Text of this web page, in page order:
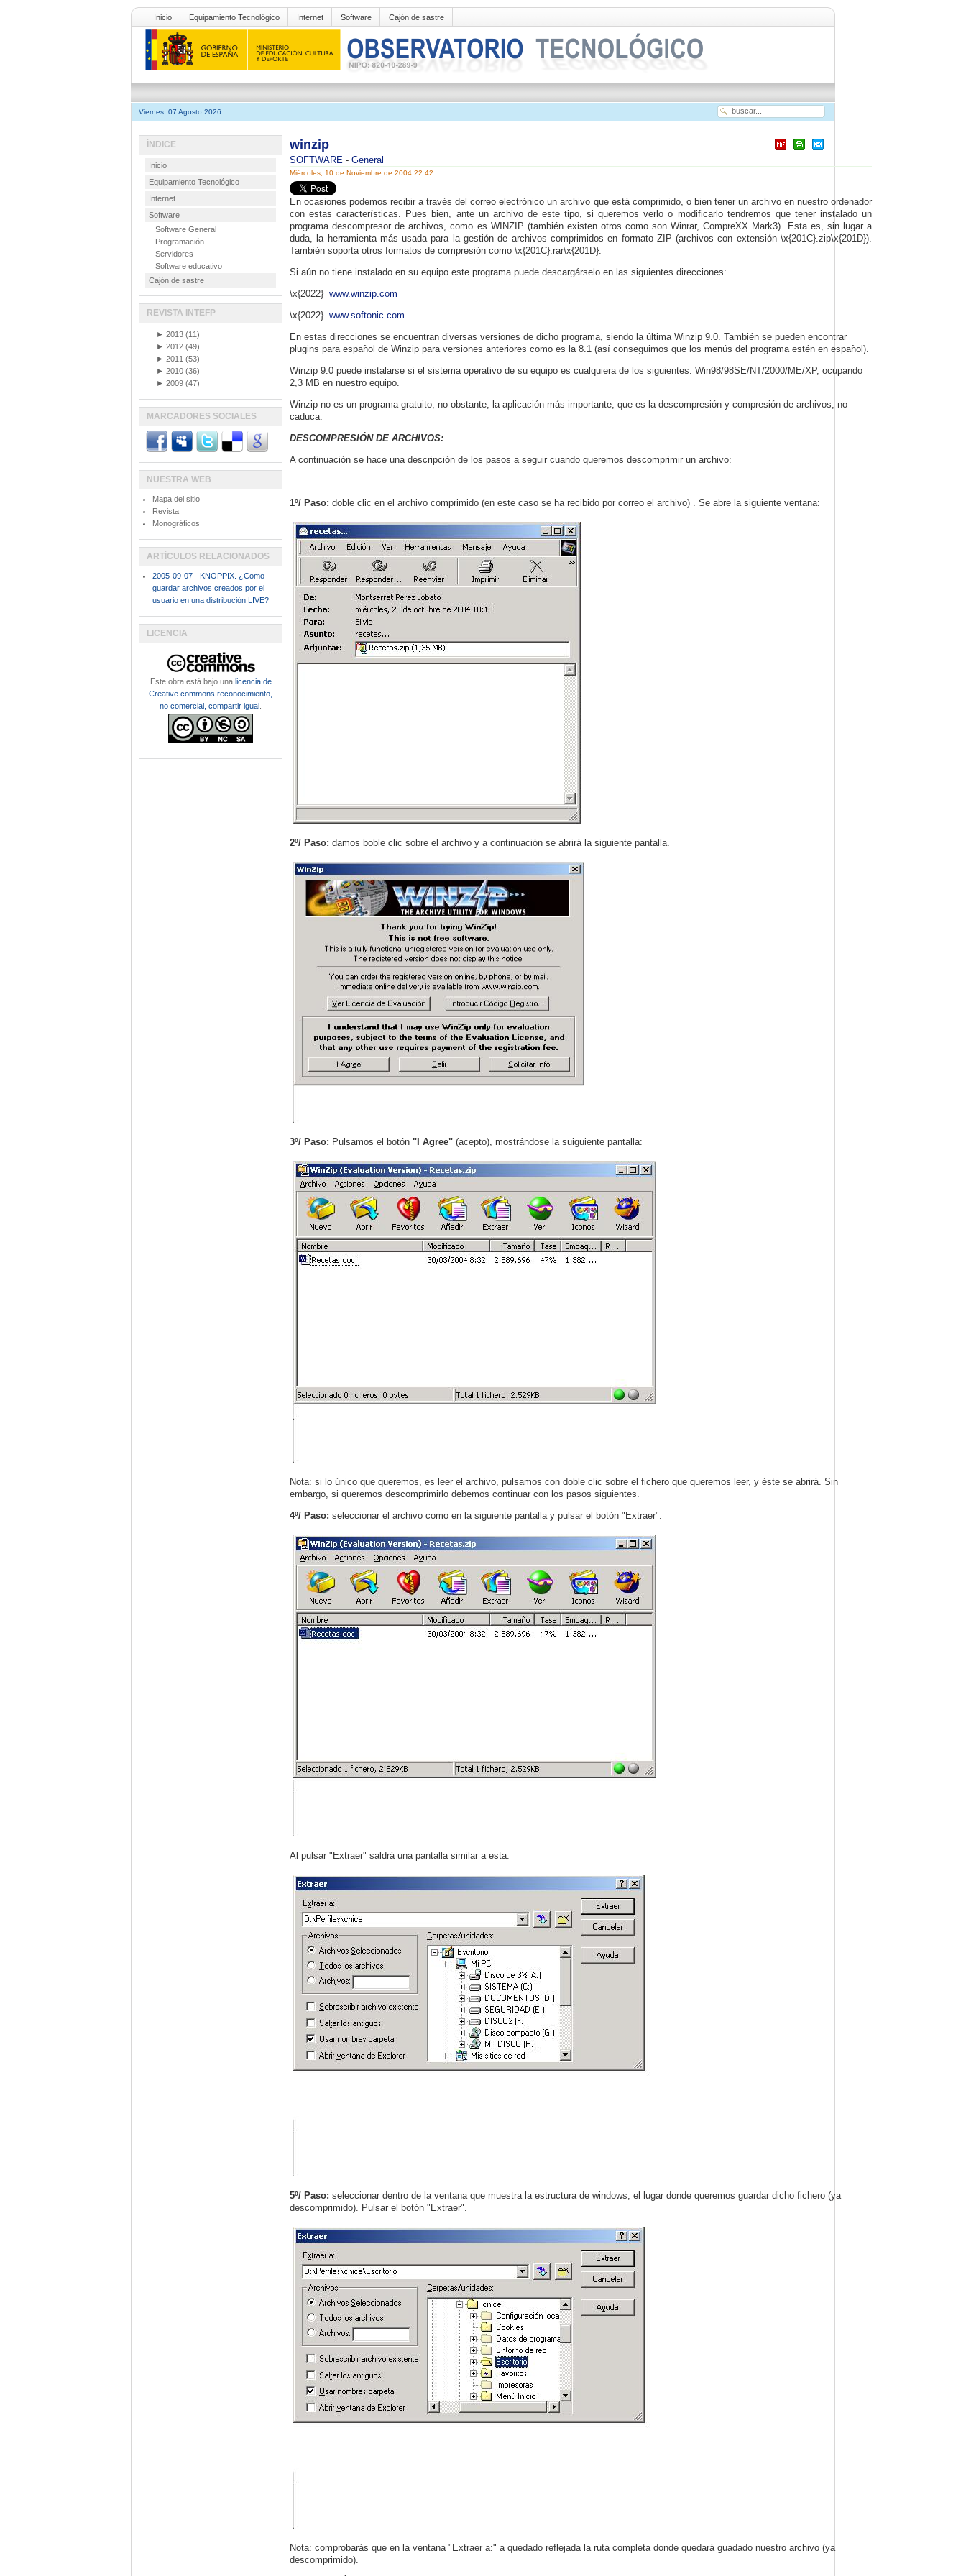
Inicio Equipamiento Tecnológico Internet Software Cajón de sastre
Viernes, 07 Agosto 2026
winzip
SOFTWARE - General
Miércoles, 10 de Noviembre de 2004 22:42
En ocasiones podemos recibir a través del correo electrónico un archivo que está comprimido, o bien tener un archivo en nuestro ordenador
con estas características. Pues bien, ante un archivo de este tipo, si queremos verlo o modificarlo tendremos que tener instalado un
programa descompresor de archivos, como es WINZIP (también existen otros como son Winrar, CompreXX Mark3). Esta es, sin lugar a
duda, la herramienta más usada para la gestión de archivos comprimidos en formato ZIP (archivos con extensión \x{201C}.zip\x{201D}).
También soporta otros formatos de compresión como \x{201C}.rar\x{201D}.
Si aún no tiene instalado en su equipo este programa puede descargárselo en las siguientes direcciones:
\x{2022} www.winzip.com
\x{2022} www.softonic.com
En estas direcciones se encuentran diversas versiones de dicho programa, siendo la última Winzip 9.0. También se pueden encontrar
plugins para español de Winzip para versiones anteriores como es la 8.1 (así conseguimos que los menús del programa estén en español).
Winzip 9.0 puede instalarse si el sistema operativo de su equipo es cualquiera de los siguientes: Win98/98SE/NT/2000/ME/XP, ocupando
2,3 MB en nuestro equipo.
Winzip no es un programa gratuito, no obstante, la aplicación más importante, que es la descompresión y compresión de archivos, no
caduca.
DESCOMPRESIÓN DE ARCHIVOS:
A continuación se hace una descripción de los pasos a seguir cuando queremos descomprimir un archivo:
1º/ Paso: doble clic en el archivo comprimido (en este caso se ha recibido por correo el archivo) . Se abre la siguiente ventana:
2º/ Paso: damos boble clic sobre el archivo y a continuación se abrirá la siguiente pantalla.
3º/ Paso: Pulsamos el botón "I Agree" (acepto), mostrándose la suiguiente pantalla:
Nota: si lo único que queremos, es leer el archivo, pulsamos con doble clic sobre el fichero que queremos leer, y éste se abrirá. Sin
embargo, si queremos descomprimirlo debemos continuar con los pasos siguientes.
4º/ Paso: seleccionar el archivo como en la siguiente pantalla y pulsar el botón "Extraer".
Al pulsar "Extraer" saldrá una pantalla similar a esta:
5º/ Paso: seleccionar dentro de la ventana que muestra la estructura de windows, el lugar donde queremos guardar dicho fichero (ya
descomprimido). Pulsar el botón "Extraer".
Nota: comprobarás que en la ventana "Extraer a:" a quedado reflejada la ruta completa donde quedará guadado nuestro archivo (ya
descomprimido).
ÍNDICE
Inicio
Equipamiento Tecnológico
Internet
Software
Software General
Programación
Servidores
Software educativo
Cajón de sastre
REVISTA INTEFP
► 2013 (11)
► 2012 (49)
► 2011 (53)
► 2010 (36)
► 2009 (47)
MARCADORES SOCIALES
NUESTRA WEB
Mapa del sitio
Revista
Monográficos
ARTÍCULOS RELACIONADOS
2005-09-07 - KNOPPIX. ¿Como
guardar archivos creados por el
usuario en una distribución LIVE?
LICENCIA
Este obra está bajo una licencia de
Creative commons reconocimiento,
no comercial, compartir igual